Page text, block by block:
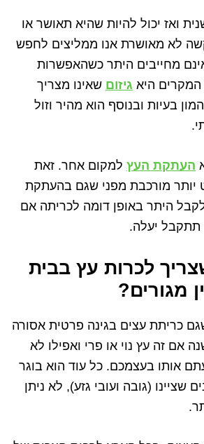
ואז יכול להיות שהיא תאושר או
לא מאושרת אנו ממליצים לחפש
מחייבים היתר כשהאפשרות
המקרים היא גיזום שאינו מצריך
בעיות ובנוסף הוא מהיר וזול
העתקת העץ למקום אחר. זאת
יותר מורכבת מפני שגם בהעתקת
היתר באופן דומה לכריתה אם
תתקבל יעלה.
לכרות עץ בבית
מגורים?
כריתת עצים בגינה פרטית אסורה
אם זה עץ נוי או פרי ואפילו לא
אותו בעצמכם. כל עוד הוא בוגר
שציינו (גובה ועובי גזע), לא ניתן